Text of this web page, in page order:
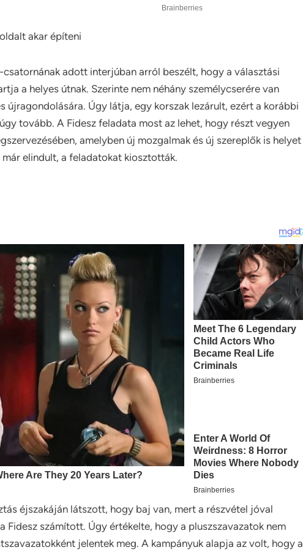
akar építeni
adott interjúban arról beszélt, hogy a választási
a helyes útnak. Szerinte nem néhány személycserére van
újragondolására. Úgy látja, egy korszak lezárult, ezért a korábbi
tovább. A Fidesz feladata most az lehet, hogy részt vegyen
amelyben új mozgalmak és új szereplők is helyet
elindult, a feladatokat kiosztották.
éjszakáján látszott, hogy baj van, mert a részvétel jóval
Fidesz számított. Úgy értékelte, hogy a pluszszavazatok nem
jelentek meg. A kampányuk alapja az volt, hogy a